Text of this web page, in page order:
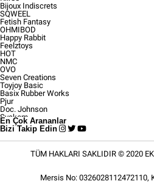
Bijoux Indiscrets
SQWEEL
Fetish Fantasy
OHMIBOD
Happy Rabbit
Feelztoys
HOT
NMC
OVO
Seven Creations
Toyjoy Basic
Basix Rubber Works
Pjur
Doc. Johnson
Svakom
Fetish Fantasy Extreme
Fetish Fantasy Gold
Fetish Fantasy Series
Cobeco Pharma
California Exotic Novelties
NS Novalties
En Çok Arananlar
Bizi Takip Edin
TÜM HAKLARI SAKLIDIR © 2020
Mersis No: 0326028112472110,